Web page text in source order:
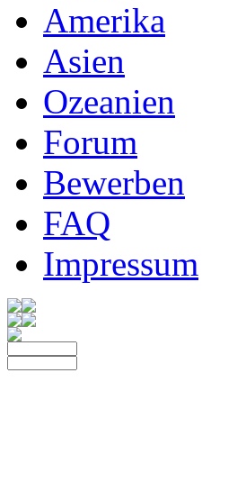
Amerika
Asien
Ozeanien
Forum
Bewerben
FAQ
Impressum